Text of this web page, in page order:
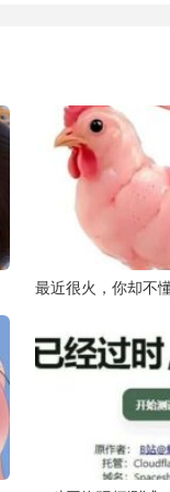
最近很火，你却不